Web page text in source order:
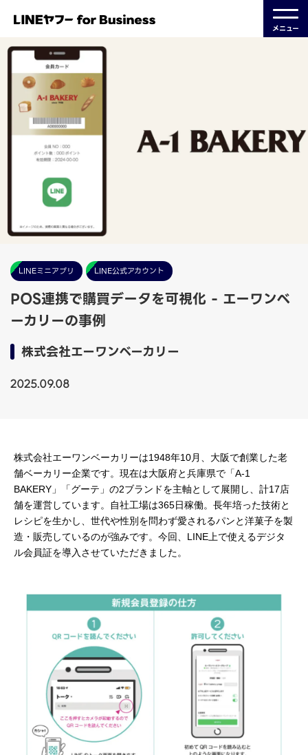
メニュー
LINEミニアプリ LINE公式アカウント
POS連携で購買データを可視化 - エーワンベ
ーカリーの事例
株式会社エーワンベーカリー
2025.09.08
株式会社エーワンベーカリーは1948年10月、大阪で創業した老
舗ベーカリー企業です。現在は大阪府と兵庫県で「A-1
BAKERY」「グーテ」の2ブランドを主軸として展開し、計17店
舗を運営しています。自社工場は365日稼働。長年培った技術と
レシピを生かし、世代や性別を問わず愛されるパンと洋菓子を製
造・販売しているのが強みです。今回、LINE上で使えるデジタ
ル会員証を導入させていただきました。